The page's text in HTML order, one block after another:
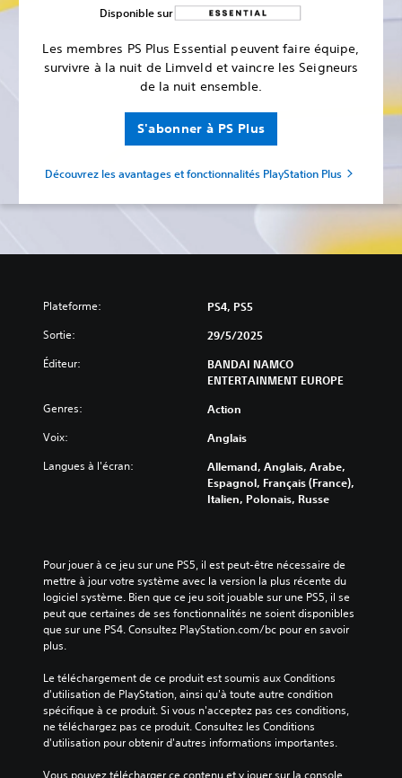
Disponible sur
Les membres PS Plus Essential peuvent faire équipe,
survivre à la nuit de Limveld et vaincre les Seigneurs
de la nuit ensemble.
S'abonner à PS Plus
Découvrez les avantages et fonctionnalités PlayStation Plus
Plateforme: PS4, PS5
Sortie: 29/5/2025
Éditeur:
BANDAI NAMCO
ENTERTAINMENT EUROPE
Genres: Action
Voix: Anglais
Langues à l'écran:
Allemand, Anglais, Arabe,
Espagnol, Français (France),
Italien, Polonais, Russe
Pour jouer à ce jeu sur une PS5, il est peut-être nécessaire de
mettre à jour votre système avec la version la plus récente du
logiciel système. Bien que ce jeu soit jouable sur une PS5, il se
peut que certaines de ses fonctionnalités ne soient disponibles
que sur une PS4. Consultez PlayStation.com/bc pour en savoir
plus.
Le téléchargement de ce produit est soumis aux Conditions
d'utilisation de PlayStation, ainsi qu'à toute autre condition
spécifique à ce produit. Si vous n'acceptez pas ces conditions,
ne téléchargez pas ce produit. Consultez les Conditions
d'utilisation pour obtenir d'autres informations importantes.